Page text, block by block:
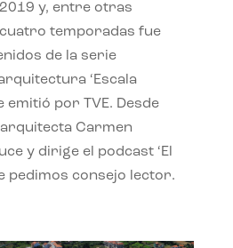
2019 y, entre otras
temporadas fue
de la serie
‘Escala
emitió por TVE. Desde
Carmen
y dirige el podcast ‘El
pedimos consejo lector.